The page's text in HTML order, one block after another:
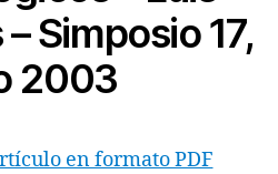
Simposio 17,
2003
en formato PDF